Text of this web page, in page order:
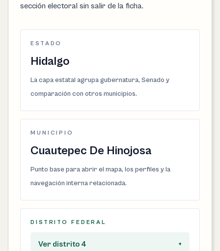
sección electoral sin salir de la ficha.
ESTADO
Hidalgo
La capa estatal agrupa gubernatura, Senado y
comparación con otros municipios.
MUNICIPIO
Cuautepec De Hinojosa
Punto base para abrir el mapa, los perfiles y la
navegación interna relacionada.
DISTRITO FEDERAL
Ver distrito 4 +